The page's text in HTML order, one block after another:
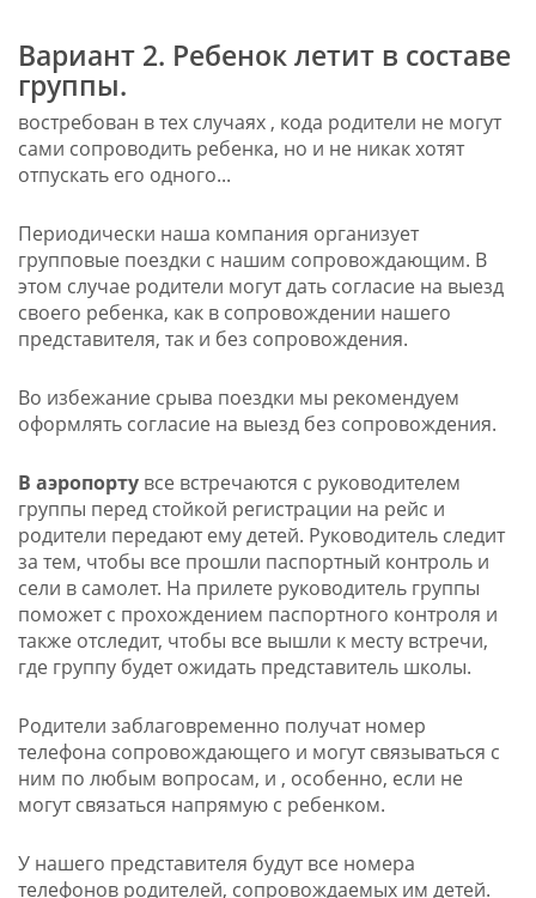
Вариант 2. Ребенок летит в составе
группы.
востребован в тех случаях , кода родители не могут
сами сопроводить ребенка, но и не никак хотят
отпускать его одного...
Периодически наша компания организует
групповые поездки с нашим сопровождающим. В
этом случае родители могут дать согласие на выезд
своего ребенка, как в сопровождении нашего
представителя, так и без сопровождения.
Во избежание срыва поездки мы рекомендуем
оформлять согласие на выезд без сопровождения.
В аэропортувсе встречаются с руководителем
группы перед стойкой регистрации на рейс и
родители передают ему детей. Руководитель следит
за тем, чтобы все прошли паспортный контроль и
сели в самолет. На прилете руководитель группы
поможет с прохождением паспортного контроля и
также отследит, чтобы все вышли к месту встречи,
где группу будет ожидать представитель школы.
Родители заблаговременно получат номер
телефона сопровождающего и могут связываться с
ним по любым вопросам, и , особенно, если не
могут связаться напрямую с ребенком.
У нашего представителя будут все номера
телефонов родителей, сопровождаемых им детей.